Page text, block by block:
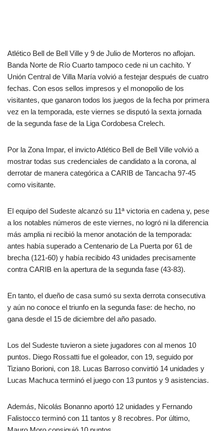
Atlético Bell de Bell Ville y 9 de Julio de Morteros no aflojan.
Banda Norte de Río Cuarto tampoco cede ni un cachito. Y
Unión Central de Villa María volvió a festejar después de cuatro
fechas. Con esos sellos impresos y el monopolio de los
visitantes, que ganaron todos los juegos de la fecha por primera
vez en la temporada, este viernes se disputó la sexta jornada
de la segunda fase de la Liga Cordobesa Crelech.
Por la Zona Impar, el invicto Atlético Bell de Bell Ville volvió a
mostrar todas sus credenciales de candidato a la corona, al
derrotar de manera categórica a CARIB de Tancacha 97-45
como visitante.
El equipo del Sudeste alcanzó su 11ª victoria en cadena y, pese
a los notables números de este viernes, no logró ni la diferencia
más amplia ni recibió la menor anotación de la temporada:
antes había superado a Centenario de La Puerta por 61 de
brecha (121-60) y había recibido 43 unidades precisamente
contra CARIB en la apertura de la segunda fase (43-83).
En tanto, el dueño de casa sumó su sexta derrota consecutiva
y aún no conoce el triunfo en la segunda fase: de hecho, no
gana desde el 15 de diciembre del año pasado.
Los del Sudeste tuvieron a siete jugadores con al menos 10
puntos. Diego Rossatti fue el goleador, con 19, seguido por
Tiziano Borioni, con 18. Lucas Barroso convirtió 14 unidades y
Lucas Machuca terminó el juego con 13 puntos y 9 asistencias.
Además, Nicolás Bonanno aportó 12 unidades y Fernando
Falistocco terminó con 11 tantos y 8 recobres. Por último,